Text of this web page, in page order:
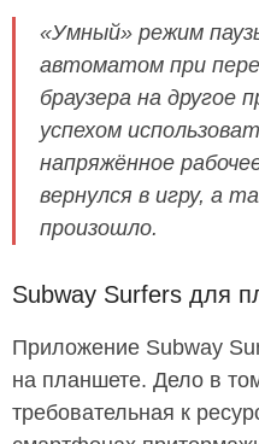
«Умный» режим
автоматом при
браузера на другое
успехом
напряжённое
вернулся в игру, а
произошло.
Subway Surfers для
Приложение Subway
на планшете. Дело в
требовательная к